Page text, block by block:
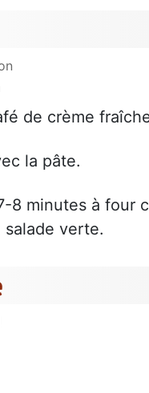
de crème
la pâte.
8 minutes à four
verte.